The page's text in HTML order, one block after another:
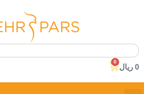
0 ریال
0